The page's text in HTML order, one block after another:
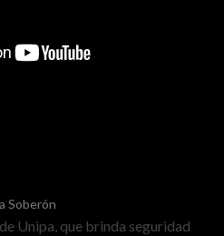
Soberón
Unipa, que brinda seguridad